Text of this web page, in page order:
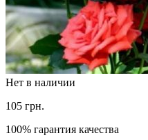
Нет в наличии
105 грн.
100% гарантия качества